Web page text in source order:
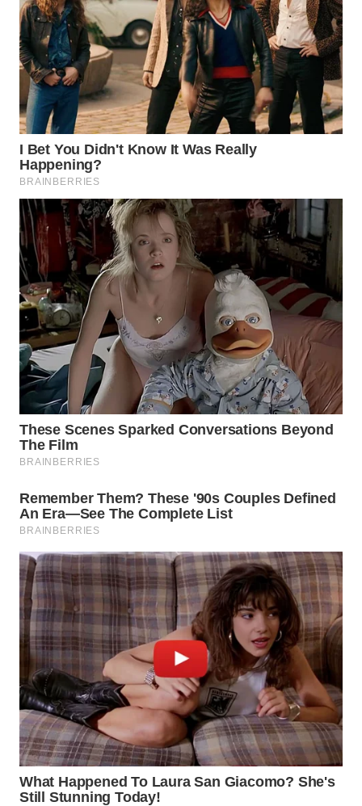
WN
LIKUPANG
WN
LABUANBAJO
WN
BORNEO
Media
Group
WAHANA
NEWS
WAHANA
TANI
WAHANA
ADVOKAT
WAHANA
INFRASTRUKTUR
WAHANA
KONSUMEN
WAHANA
LISTRIK
WAHANA
TRAVEL
WAHANA
TV
WAHANANEWS
ID
WAHANANEWS